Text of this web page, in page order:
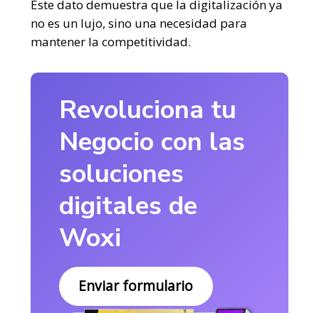
Este dato demuestra que la digitalización ya
no es un lujo, sino una necesidad para
mantener la competitividad.
Revoluciona tu
Negocio con las
soluciones
digitales de
Woxi
Enviar formulario